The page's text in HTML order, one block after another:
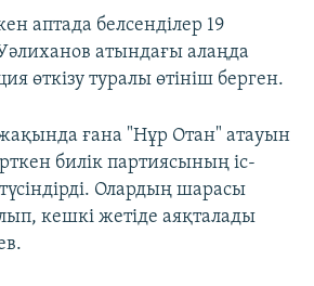
аптада белсенділер 19
атындағы алаңда
өткізу туралы өтініш берген.
жақында ғана "Нұр Отан" атауын
билік партиясының іс-
Олардың шарасы
кешкі жетіде аяқталады